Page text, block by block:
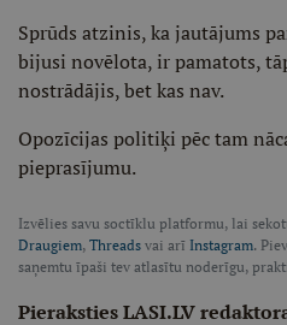
Sprūds atzinis, ka jautājums
bijusi novēlota, ir pamatots,
nostrādājis, bet kas nav.
Opozīcijas politiķi pēc tam
pieprasījumu.
Izvēlies savu soctīklu platformu, lai
Draugiem, Threads vai arī Instagram.
saņemtu īpaši tev atlasītu noderīgu,
Pieraksties LASI.LV